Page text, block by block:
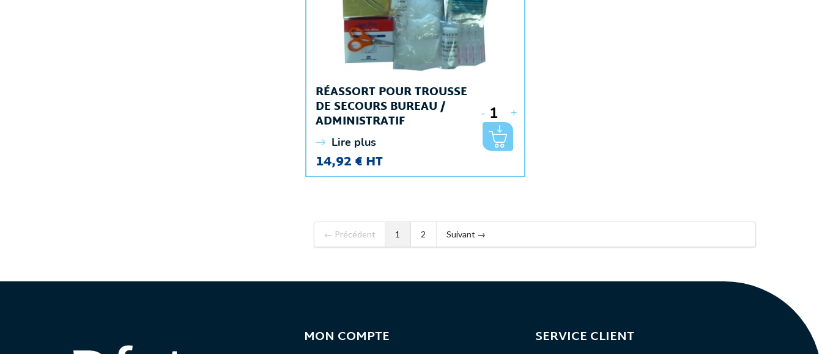
RÉASSORT POUR TROUSSE
DE SECOURS BUREAU /
ADMINISTRATIF
Lire plus
14,92 € HT
- +
← Précédent 1 2 Suivant →
MON COMPTE SERVICE CLIENT